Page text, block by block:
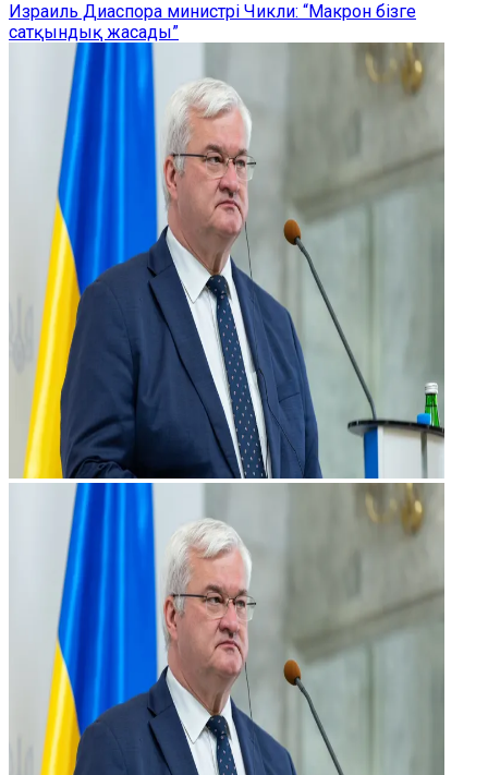
Израиль Диаспора министрі Чикли: “Макрон бізге
сатқындық жасады”